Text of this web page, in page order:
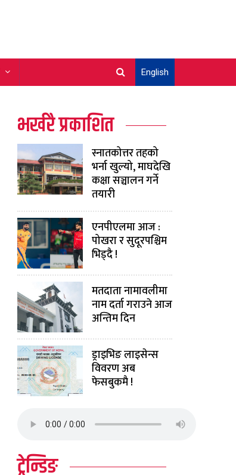
English
भर्खरै प्रकाशित
स्नातकोत्तर तहको
भर्ना खुल्यो, माघदेखि
कक्षा सञ्चालन गर्ने
तयारी
एनपीएलमा आज :
पोखरा र सुदूरपश्चिम
भिड्दै !
मतदाता नामावलीमा
नाम दर्ता गराउने आज
अन्तिम दिन
ड्राइभिङ लाइसेन्स
विवरण अब
फेसबुकमै !
ट्रेन्डिङ